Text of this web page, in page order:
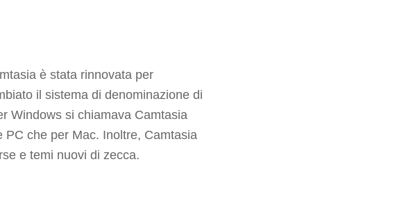
è stata rinnovata per
il sistema di denominazione di
Windows si chiamava Camtasia
che per Mac. Inoltre, Camtasia
e temi nuovi di zecca.